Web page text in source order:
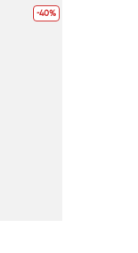
-40%